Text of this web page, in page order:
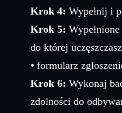
Krok 4: Wypełnij i
Krok 5:
do której uczęszczasz
⦁ formularz
Krok 6: Wykonaj
zdolności do